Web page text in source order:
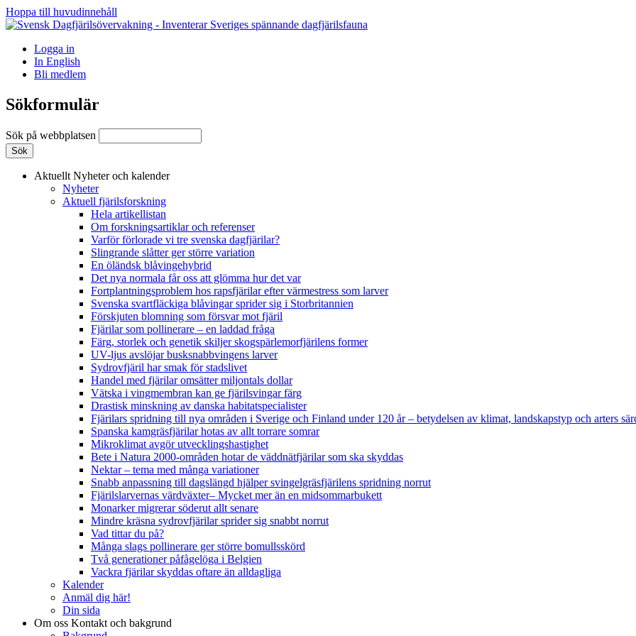
Hoppa till huvudinnehåll
Logga in
In English
Bli medlem
Sökformulär
Sök på webbplatsen
Aktuellt Nyheter och kalender
Nyheter
Aktuell fjärilsforskning
Hela artikellistan
Om forskningsartiklar och referenser
Varför förlorade vi tre svenska dagfjärilar?
Slingrande slåtter ger större variation
En öländsk blåvingehybrid
Det nya normala får oss att glömma hur det var
Fortplantningsproblem hos rapsfjärilar efter värmestress som larver
Svenska svartfläckiga blåvingar sprider sig i Storbritannien
Förskjuten blomning som försvar mot fjäril
Fjärilar som pollinerare – en laddad fråga
Färg, storlek och genetik skiljer skogspärlemorfjärilens former
UV-ljus avslöjar busksnabbvingens larver
Sydrovfjäril har smak för stadslivet
Handel med fjärilar omsätter miljontals dollar
Vätska i vingmembran kan ge fjärilsvingar färg
Drastisk minskning av danska habitatspecialister
Fjärilars spridning till nya områden i Sverige och Finland under 120 år– betydelsen av klimat, landskapstyp och arters
Spanska kamgräsfjärilar hotas av allt torrare somrar
Mikroklimat avgör utvecklingshastighet
Bete i Natura 2000-områden hotar de väddnätfjärilar som ska skyddas
Nektar – tema med många variationer
Snabb anpassning till dagslängd hjälper svingelgräsfjärilens spridning norrut
Fjärilslarvernas värdväxter– Mycket mer än en midsommarbukett
Monarker migrerar söderut allt senare
Mindre kräsna sydrovfjärilar sprider sig snabbt norrut
Vad tittar du på?
Många slags pollinerare ger större bomullsskörd
Två generationer påfågelöga i Belgien
Vackra fjärilar skyddas oftare än alldagliga
Kalender
Anmäl dig här!
Din sida
Om oss Kontakt och bakgrund